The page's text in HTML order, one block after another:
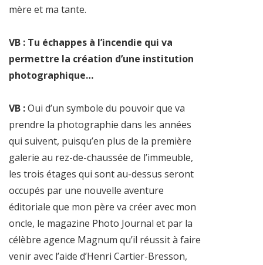
mère et ma tante.
VB : Tu échappes à l’incendie qui va
permettre la création d’une institution
photographique…
VB :Oui d’un symbole du pouvoir que va
prendre la photographie dans les années
qui suivent, puisqu’en plus de la première
galerie au rez-de-chaussée de l’immeuble,
les trois étages qui sont au-dessus seront
occupés par une nouvelle aventure
éditoriale que mon père va créer avec mon
oncle, le magazine Photo Journal et par la
célèbre agence Magnum qu’il réussit à faire
venir avec l’aide d’Henri Cartier-Bresson,